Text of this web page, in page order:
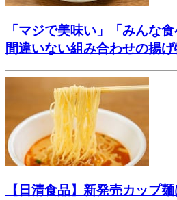
「マジで美味い」「みんな
間違いない組み合わせの揚
【日清食品】新発売カップ